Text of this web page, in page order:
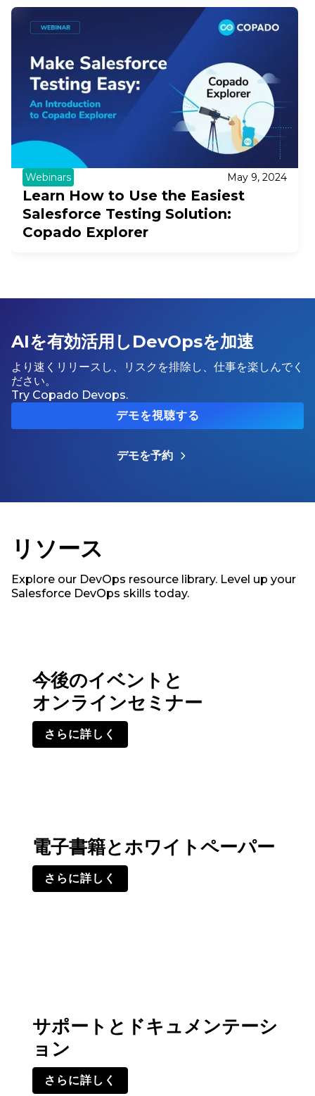
Webinars May 9, 2024
Learn How to Use the Easiest
Salesforce Testing Solution:
Copado Explorer
AIを有効活用しDevOpsを加速
より速くリリースし、リスクを排除し、仕事を楽しんでく
ださい。
Try Copado Devops.
デモを視聴する
デモを予約
リソース
Explore our DevOps resource library. Level up your
Salesforce DevOps skills today.
今後のイベントと
オンラインセミナー
さらに詳しく
電子書籍とホワイトペーパー
さらに詳しく
サポートとドキュメンテーシ
ョン
さらに詳しく